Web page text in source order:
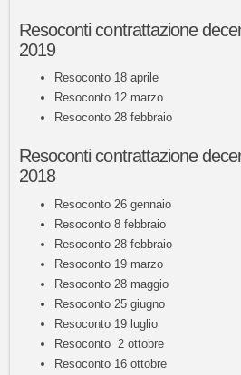
Resoconti contrattazione
2019
Resoconto 18 aprile
Resoconto 12 marzo
Resoconto 28 febbraio
Resoconti contrattazione
2018
Resoconto 26 gennaio
Resoconto 8 febbraio
Resoconto 28 febbraio
Resoconto 19 marzo
Resoconto 28 maggio
Resoconto 25 giugno
Resoconto 19 luglio
Resoconto 2 ottobre
Resoconto 16 ottobre